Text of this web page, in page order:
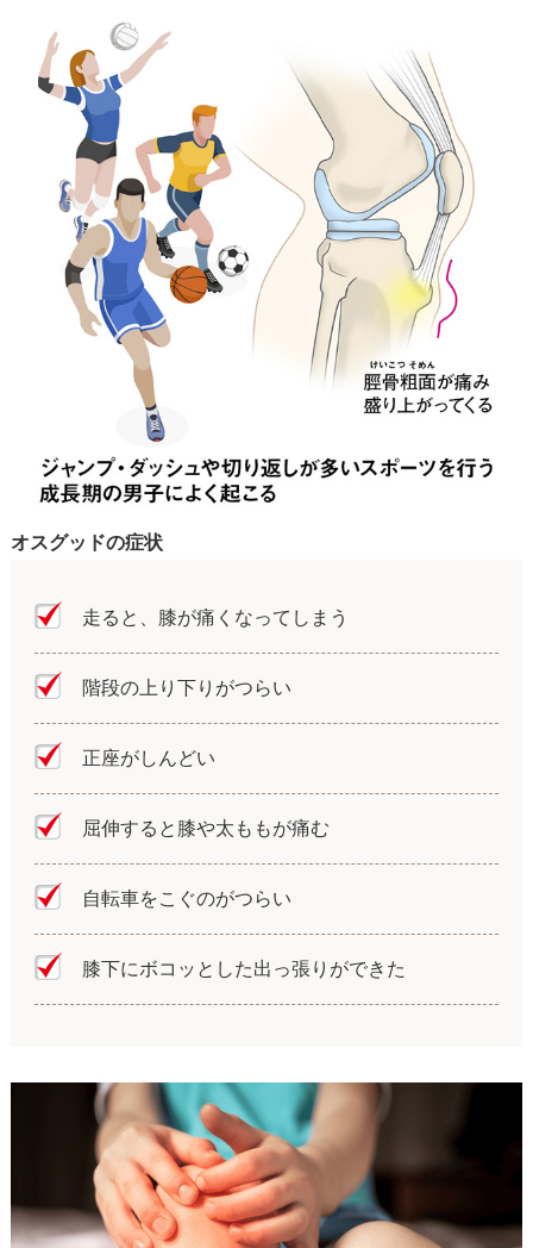
オスグッドの症状
走ると、膝が痛くなってしまう
階段の上り下りがつらい
正座がしんどい
屈伸すると膝や太ももが痛む
自転車をこぐのがつらい
膝下にボコッとした出っ張りができた